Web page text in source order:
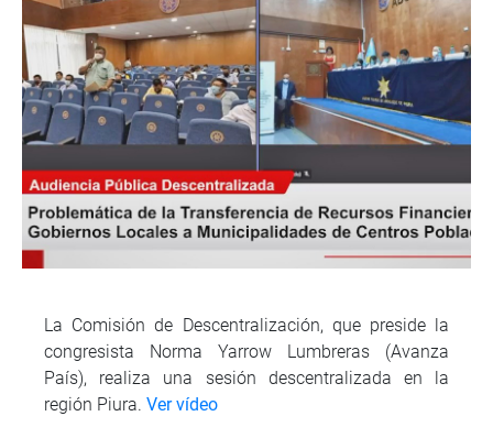
La Comisión de Descentralización, que preside la
congresista Norma Yarrow Lumbreras (Avanza
País), realiza una sesión descentralizada en la
región Piura. Ver vídeo